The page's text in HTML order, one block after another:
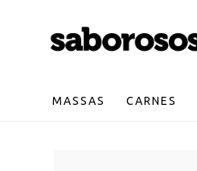
MASSAS CARNES